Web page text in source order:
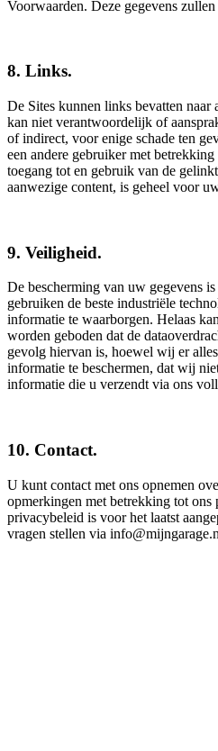
Voorwaarden. Deze gegevens
8. Links.
De Sites kunnen links bevatten naar
kan niet verantwoordelijk of
of indirect, voor enige schade ten
een andere gebruiker met
toegang tot en gebruik van de
aanwezige content, is geheel voor
9. Veiligheid.
De bescherming van uw gegevens
gebruiken de beste industriële
informatie te waarborgen. Helaas
worden geboden dat de
gevolg hiervan is, hoewel wij er
informatie te beschermen, dat wij
informatie die u verzendt via ons
10. Contact.
U kunt contact met ons opnemen
opmerkingen met betrekking tot
privacybeleid is voor het laatst
vragen stellen via